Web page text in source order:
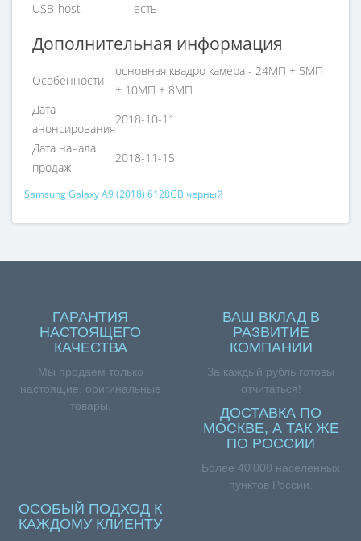
USB-host
есть
Дополнительная информация
Особенности
основная квадро камера - 24МП + 5МП
+ 10МП + 8МП
Дата
анонсирования
2018-10-11
Дата начала
продаж
2018-11-15
Samsung Galaxy A9 (2018) 6128GB черный
ГАРАНТИЯ
НАСТОЯЩЕГО
КАЧЕСТВА
Мы продаем только
настоящие, оригинальные
товары.
ВАШ ВКЛАД В
РАЗВИТИЕ
КОМПАНИИ
За каждый рубль готовы
отчитаться!
ДОСТАВКА ПО
МОСКВЕ, А ТАК ЖЕ
ПО РОССИИ
Более 40’000 населенных
пунктов России.
ОСОБЫЙ ПОДХОД К
КАЖДОМУ КЛИЕНТУ